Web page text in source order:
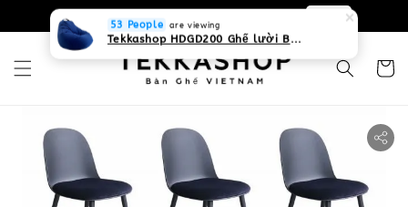
0931268840 Liên hệ với chúng tôi
53 People are viewing
Tekkashop HDGD200 Ghế lười Beanbag form truyền thống, chất liệu Olefin canvas kháng nước, màu xanh biển, có thể sử dụng trong nhà và cả ngoài trời, có quai xách